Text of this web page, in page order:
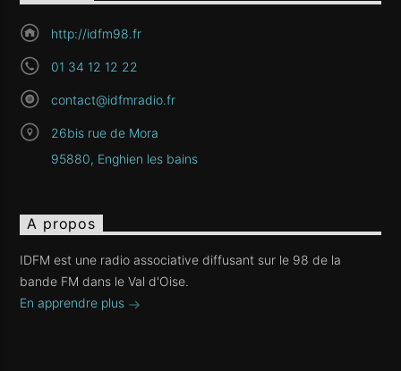
http://idfm98.fr
01 34 12 12 22
contact@idfmradio.fr
26bis rue de Mora
95880, Enghien les bains
A propos
IDFM est une radio associative diffusant sur le 98 de la
bande FM dans le Val d'Oise.
En apprendre plus